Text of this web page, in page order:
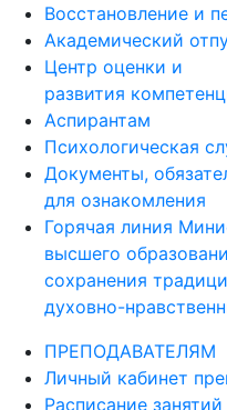
Восстановление и
Академический
Центр оценки и
развития
Аспирантам
Психологическая
Документы,
для ознакомления
Горячая линия
высшего
сохранения
духовно-
ПРЕПОДАВАТЕЛЯМ
Личный кабинет
Расписание занятий